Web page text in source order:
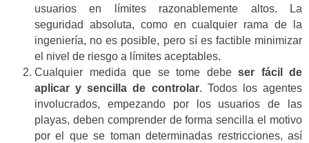
usuarios en límites razonablemente altos. La
seguridad absoluta, como en cualquier rama de la
ingeniería, no es posible, pero sí es factible minimizar
el nivel de riesgo a límites aceptables.
Cualquier medida que se tome debe ser fácil de
aplicar y sencilla de controlar. Todos los agentes
involucrados, empezando por los usuarios de las
playas, deben comprender de forma sencilla el motivo
por el que se toman determinadas restricciones, así